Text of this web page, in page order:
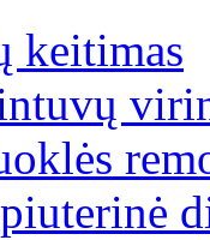
keitimas